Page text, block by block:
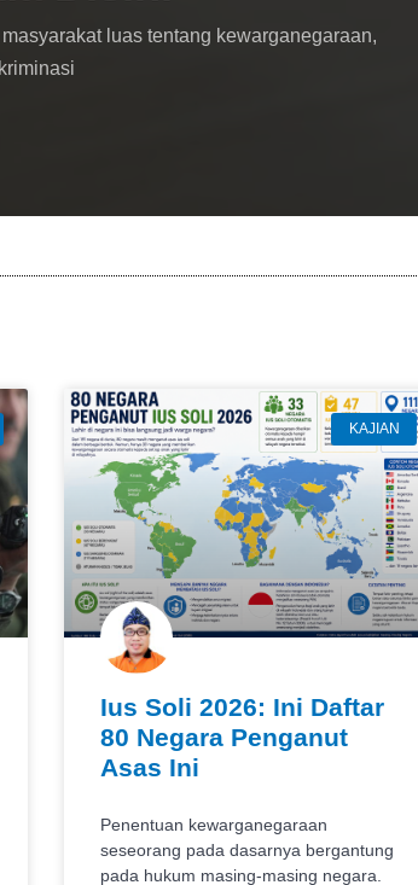
luas tentang kewarganegaraan,
KAJIAN
Ius Soli 2026: Ini Daftar
80 Negara Penganut
Asas Ini
Penentuan kewarganegaraan
seseorang pada dasarnya bergantung
pada hukum masing-masing negara.